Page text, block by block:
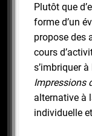
Plutôt que
forme d’un
propose des
cours
s’imbriquer
Impressions
alternative à
individuelle